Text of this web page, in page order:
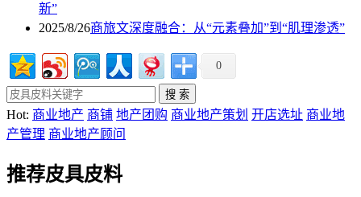
新”
2025/8/26商旅文深度融合：从“元素叠加”到“肌理渗透”
0
Hot: 商业地产 商铺 地产团购 商业地产策划 开店选址 商业地
产管理 商业地产顾问
推荐皮具皮料